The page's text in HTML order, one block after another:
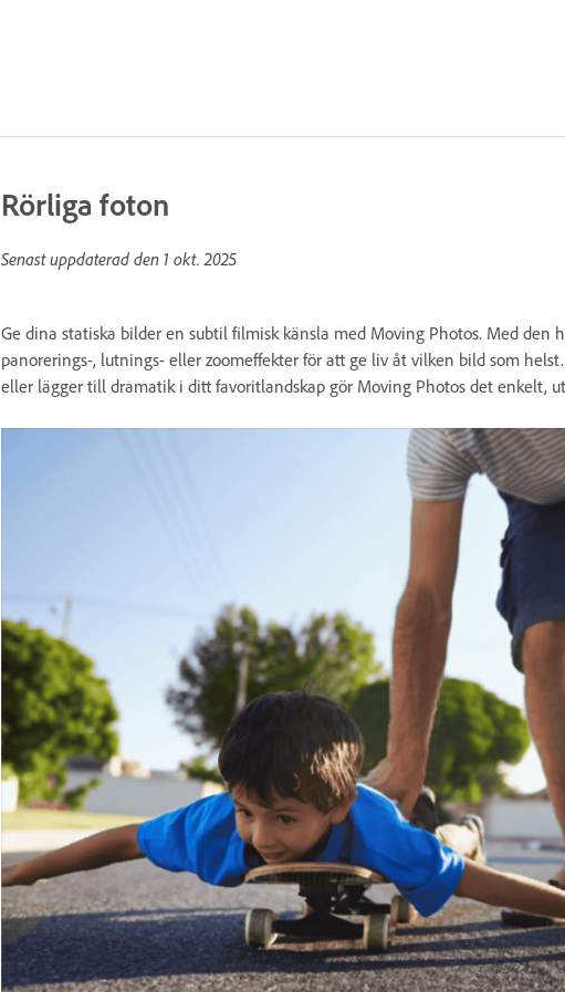
Rörliga foton
Senast uppdaterad den 1 okt. 2025
Ge dina statiska bilder en subtil filmisk känsla med Moving Photos. Med den
panorerings-, lutnings- eller zoomeffekter för att ge liv åt vilken bild som
eller lägger till dramatik i ditt favoritlandskap gör Moving Photos det enkelt,